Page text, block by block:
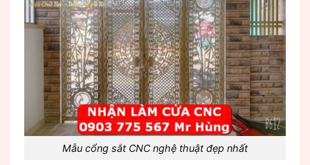
Mẫu cổng sắt CNC nghệ thuật đẹp nhất